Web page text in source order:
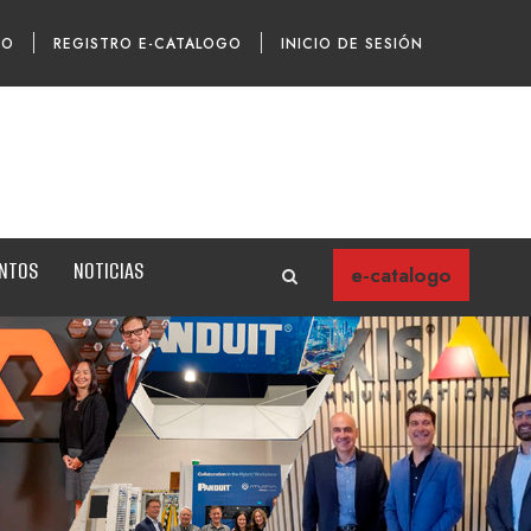
REGISTRO E-CATALOGO INICIO DE SESIÓN
NOTICIAS e-catalogo